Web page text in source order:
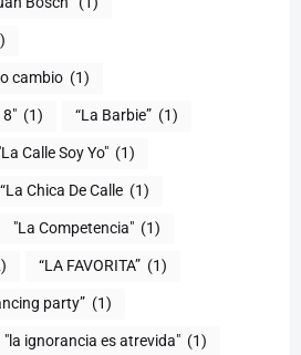
cambio (1)
8" (1) “La Barbie” (1)
Calle Soy Yo" (1)
“La Chica De Calle (1)
"La Competencia" (1)
“LA FAVORITA” (1)
party” (1)
"la ignorancia es atrevida" (1)